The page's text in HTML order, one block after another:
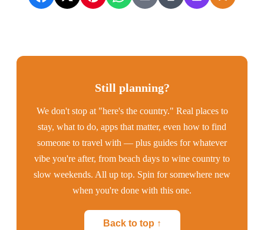
Still planning?
We don't stop at "here's the country." Real places to
stay, what to do, apps that matter, even how to find
someone to travel with — plus guides for whatever
vibe you're after, from beach days to wine country to
slow weekends. All up top. Spin for somewhere new
when you're done with this one.
Back to top ↑